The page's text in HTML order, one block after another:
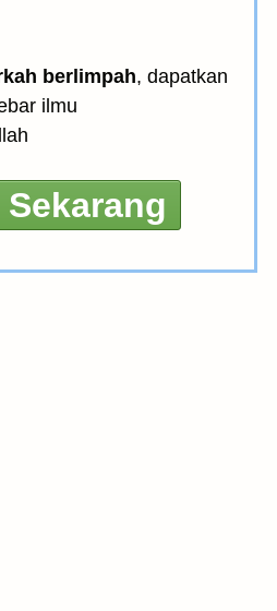
berlimpah, dapatkan
ilmu